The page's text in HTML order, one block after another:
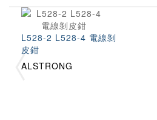
L528-2 L528-4 電線剝
皮鉗
ALSTRONG